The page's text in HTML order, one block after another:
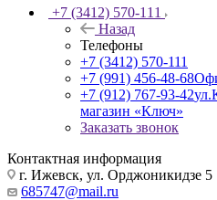
+7 (3412) 570-111
Назад
Телефоны
+7 (3412) 570-111
+7 (991) 456-48-68
+7 (912) 767-93-42
магазин «Ключ»
Заказать звонок
Контактная информация
г. Ижевск, ул. Орджоникидзе 5
685747@mail.ru